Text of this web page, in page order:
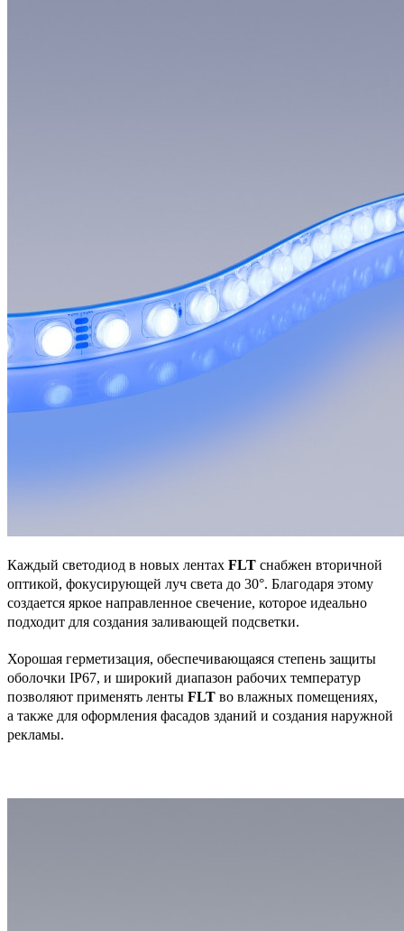
Каждый светодиод в новых лентах FLT снабжен вторичной
оптикой, фокусирующей луч света до 30°. Благодаря этому
создается яркое направленное свечение, которое идеально
подходит для создания заливающей подсветки.
Хорошая герметизация, обеспечивающаяся степень защиты
оболочки IP67, и широкий диапазон рабочих температур
позволяют применять ленты FLT во влажных помещениях,
а также для оформления фасадов зданий и создания наружной
рекламы.